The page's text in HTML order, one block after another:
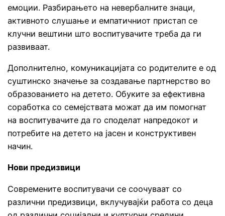
емоции. Разбирањето на невербалните знаци,
активното слушање и емпатичниот пристап се
клучни вештини што воспитувачите треба да ги
развиваат.
Дополнително, комуникацијата со родителите е од
суштинско значење за создавање партнерство во
образованието на детето. Обуките за ефективна
соработка со семејствата можат да им помогнат
на воспитувачите да го споделат напредокот и
потребите на детето на јасен и конструктивен
начин.
Нови предизвици
Современите воспитувачи се соочуваат со
различни предизвици, вклучувајќи работа со деца